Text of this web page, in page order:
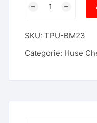
Inteligenta
BMW
SKU:TPU-BM23
Categorie: Huse